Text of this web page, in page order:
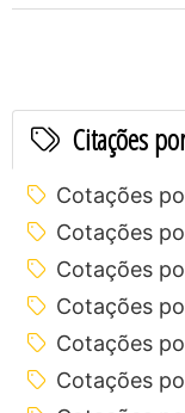
Citações
Cotações
Cotações
Cotações
Cotações
Cotações
Cotações